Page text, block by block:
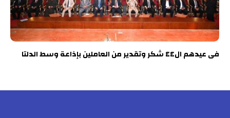
فى عيدهم ال٤٤ شكر وتقدير من العاملين بإذاعة وسط الدلتا